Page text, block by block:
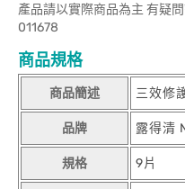
產品請以實際商品為主 有疑
011678
商品規格
商品簡述 三效修
品牌 露得清
規格 9片